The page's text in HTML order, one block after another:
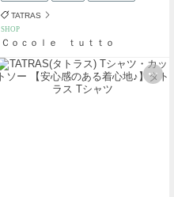
TATRAS
SHOP
Ｃｏｃｏｌｅ ｔｕｔｔｏ